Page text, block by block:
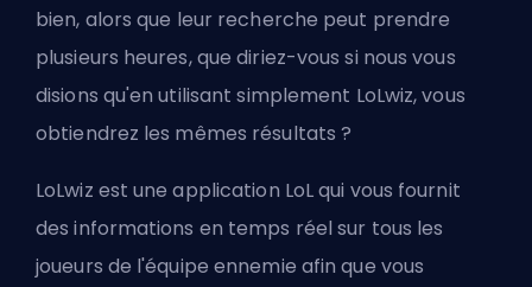
bien, alors que leur recherche peut prendre
plusieurs heures, que diriez-vous si nous vous
disions qu'en utilisant simplement LoLwiz, vous
obtiendrez les mêmes résultats ?
LoLwiz est une application LoL qui vous fournit
des informations en temps réel sur tous les
joueurs de l'équipe ennemie afin que vous